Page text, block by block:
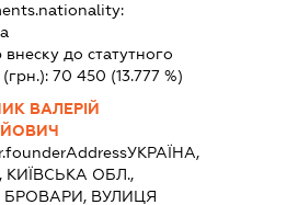
внеску до статутного
70 450 (13.777 %)
ВАЛЕРІЙ
УКРАЇНА,
КИЇВСЬКА ОБЛ.,
БРОВАРИ, ВУЛИЦЯ